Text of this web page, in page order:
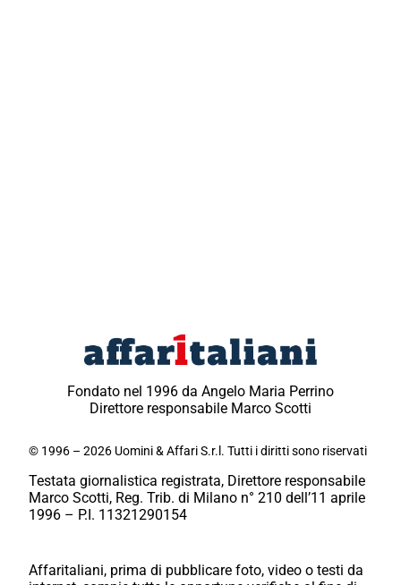
Fondato nel 1996 da Angelo Maria Perrino
Direttore responsabile Marco Scotti
© 1996 – 2026 Uomini & Affari S.r.l. Tutti i diritti sono riservati
Testata giornalistica registrata, Direttore responsabile
Marco Scotti, Reg. Trib. di Milano n° 210 dell’11 aprile
1996 – P.I. 11321290154
Affaritaliani, prima di pubblicare foto, video o testi da